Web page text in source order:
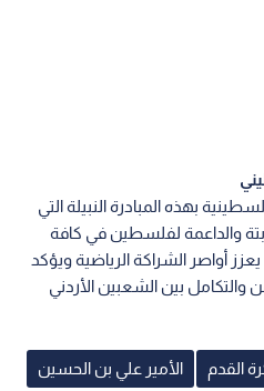
بهذه المبادرة النبيلة التي
والداعمة لفلسطين في كافة
أواصر الشراكة الرياضية ويؤكد
بين الشعبين الأردني
القدم الأمير علي بن الحسين